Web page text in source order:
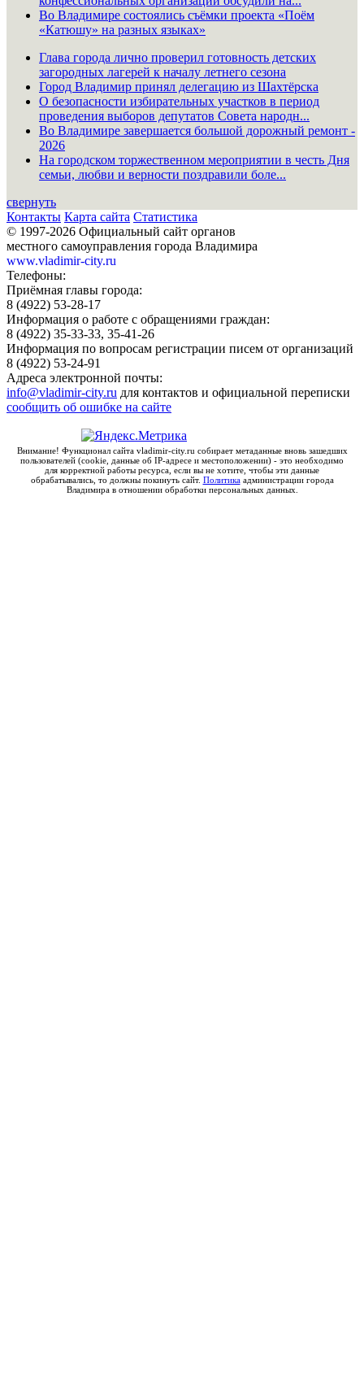
Во Владимире состоялись съёмки проекта «Поём
«Катюшу» на разных языках»
Глава города лично проверил готовность детских
загородных лагерей к началу летнего сезона
Город Владимир принял делегацию из Шахтёрска
О безопасности избирательных участков в период
проведения выборов депутатов Совета народн...
Во Владимире завершается большой дорожный ремонт -
2026
На городском торжественном мероприятии в честь Дня
семьи, любви и верности поздравили боле...
свернуть
Контакты Карта сайта Статистика
© 1997-2026 Официальный сайт органов
местного самоуправления города Владимира
www.vladimir-city.ru
Телефоны:
Приёмная главы города:
8 (4922) 53-28-17
Информация о работе с обращениями граждан:
8 (4922) 35-33-33, 35-41-26
Информация по вопросам регистрации писем от организаций
8 (4922) 53-24-91
Адреса электронной почты:
info@vladimir-city.ru для контактов и официальной переписки
сообщить об ошибке на сайте
Внимание! Функционал сайта vladimir-city.ru собирает метаданные вновь зашедших
пользователей (cookie, данные об IP-адресе и местоположении) - это необходимо
для корректной работы ресурса, если вы не хотите, чтобы эти данные
обрабатывались, то должны покинуть сайт. Политикаадминистрации города
Владимира в отношении обработки персональных данных.